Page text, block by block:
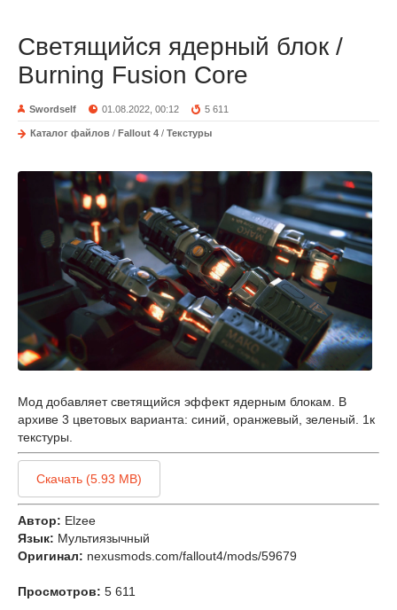
Светящийся ядерный блок /
Burning Fusion Core
Swordself 01.08.2022, 00:12 5 611
Каталог файлов / Fallout 4 / Текстуры
Мод добавляет светящийся эффект ядерным блокам. В
архиве 3 цветовых варианта: синий, оранжевый, зеленый. 1к
текстуры.
Скачать (5.93 MB)
Автор: Elzee
Язык: Мультиязычный
Оригинал: nexusmods.com/fallout4/mods/59679
Просмотров: 5 611